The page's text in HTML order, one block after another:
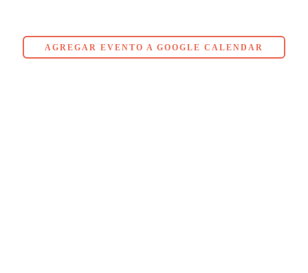
AGREGAR EVENTO A GOOGLE CALENDAR